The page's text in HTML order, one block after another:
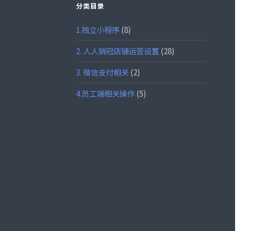
分类目录
1.独立小程序(8)
2. 人人销冠店铺运营设置 (28)
3. 微信支付相关(2)
4.员工端相关操作(5)